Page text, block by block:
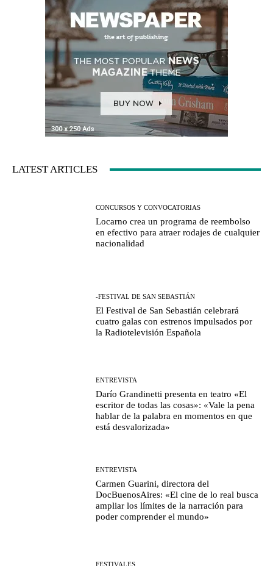
LATEST ARTICLES
CONCURSOS Y CONVOCATORIAS
Locarno crea un programa de reembolso
en efectivo para atraer rodajes de cualquier
nacionalidad
-FESTIVAL DE SAN SEBASTIÁN
El Festival de San Sebastián celebrará
cuatro galas con estrenos impulsados por
la Radiotelevisión Española
ENTREVISTA
Darío Grandinetti presenta en teatro «El
escritor de todas las cosas»: «Vale la pena
hablar de la palabra en momentos en que
está desvalorizada»
ENTREVISTA
Carmen Guarini, directora del
DocBuenosAires: «El cine de lo real busca
ampliar los límites de la narración para
poder comprender el mundo»
FESTIVALES